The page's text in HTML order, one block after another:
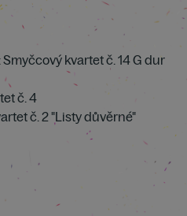
: Smyčcový kvartet č. 14 G dur
č. 4
č. 2 "Listy důvěrné"